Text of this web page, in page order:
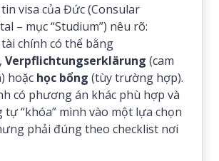
visa của Đức (Consular
– mục “Studium”) nêu rõ:
chính có thể bằng
,Verpflichtungserklärung (cam
hoặc học bổng (tùy trường hợp).
có phương án khác phù hợp và
tự “khóa” mình vào một lựa chọn
phải đúng theo checklist nơi